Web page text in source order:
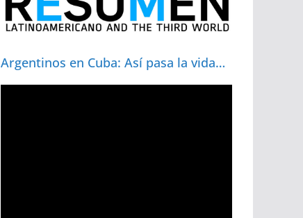
Argentinos en Cuba: Así pasa la vida…